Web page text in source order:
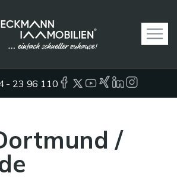
- 23 96 110
/